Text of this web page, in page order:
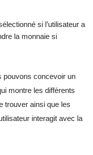
si l’utilisateur a
la monnaie si
pouvons concevoir un
montre les différents
trouver ainsi que les
interagit avec la